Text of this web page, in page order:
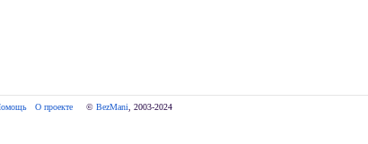
О проекте
     ©
BezMani , 2003-2024